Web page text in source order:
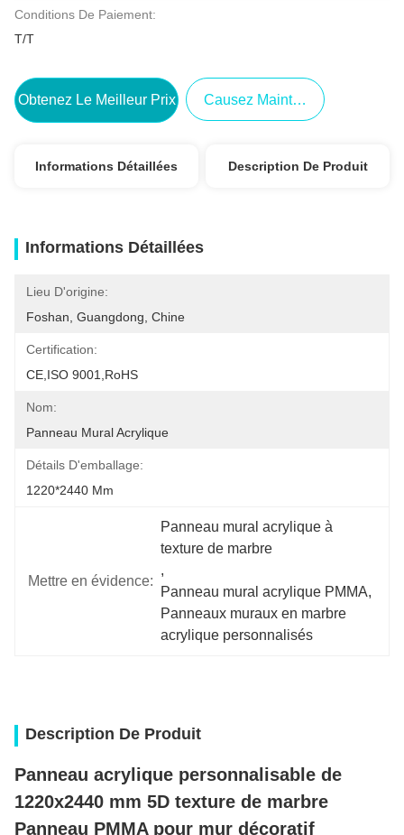
Conditions De Paiement:
T/T
Obtenez Le Meilleur Prix Causez Maintenant
Informations Détaillées Description De Produit
Informations Détaillées
Lieu D'origine:
Foshan, Guangdong, Chine
Certification:
CE,ISO 9001,RoHS
Nom:
Panneau Mural Acrylique
Détails D'emballage:
1220*2440 Mm
Mettre en évidence:
Panneau mural acrylique à
texture de marbre
,
Panneau mural acrylique PMMA
Panneaux muraux en marbre
acrylique personnalisés
Description De Produit
Panneau acrylique personnalisable de
1220x2440 mm 5D texture de marbre
Panneau PMMA pour mur décoratif